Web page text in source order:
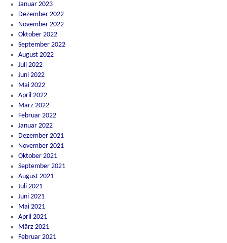
Januar 2023
Dezember 2022
November 2022
Oktober 2022
September 2022
August 2022
Juli 2022
Juni 2022
Mai 2022
April 2022
März 2022
Februar 2022
Januar 2022
Dezember 2021
November 2021
Oktober 2021
September 2021
August 2021
Juli 2021
Juni 2021
Mai 2021
April 2021
März 2021
Februar 2021